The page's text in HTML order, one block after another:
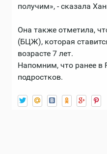
получим», - сказала
Она также отметила,
(БЦЖ), которая
возрасте 7 лет.
Напомним, что ранее в
подростков.